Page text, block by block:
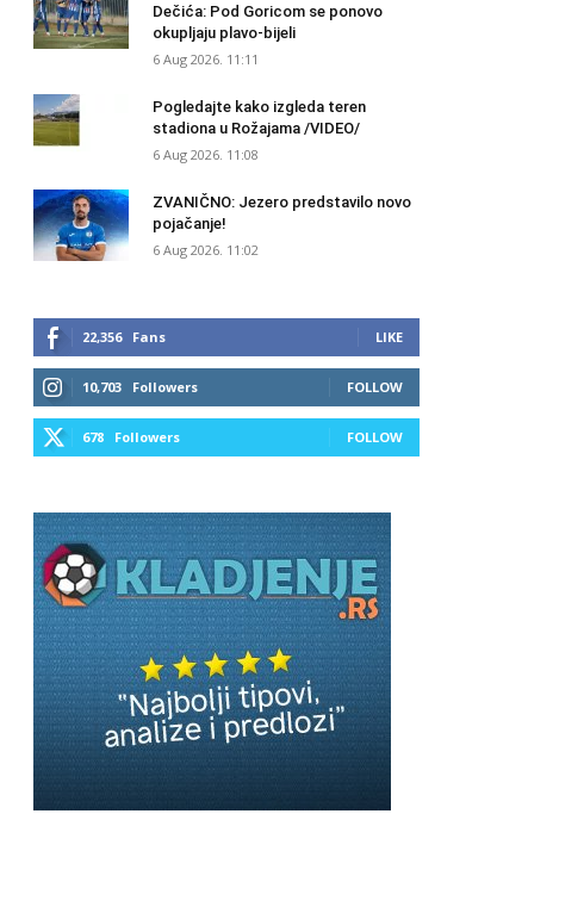
Dečića: Pod Goricom se ponovo
okupljaju plavo-bijeli
6 Aug 2026. 11:11
Pogledajte kako izgleda teren
stadiona u Rožajama /VIDEO/
6 Aug 2026. 11:08
ZVANIČNO: Jezero predstavilo novo
pojačanje!
6 Aug 2026. 11:02
22,356 Fans LIKE
10,703 Followers FOLLOW
678 Followers FOLLOW